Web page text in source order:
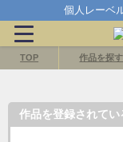
個人レーベ
TOP 作品を探す
作品を登録されてい